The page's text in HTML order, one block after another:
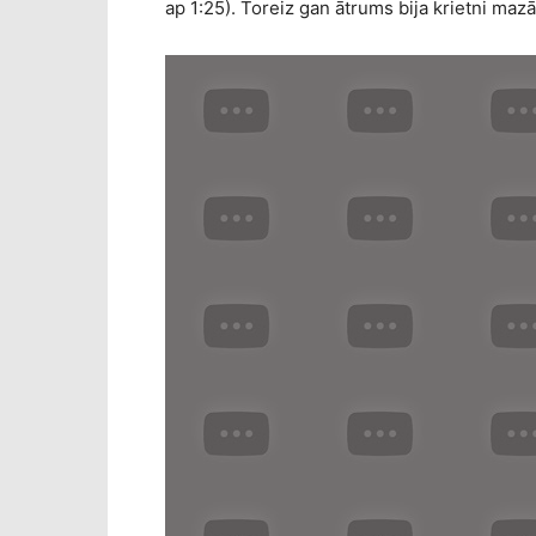
ap 1:25). Toreiz gan ātrums bija krietni